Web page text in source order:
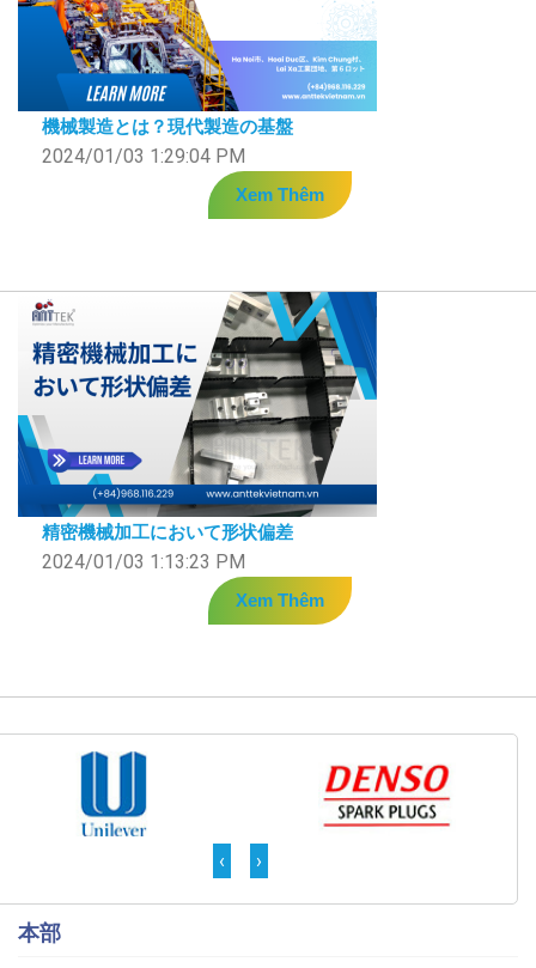
機械製造とは？現代製造の基盤
2024/01/03 1:29:04 PM
Xem Thêm
精密機械加工において形状偏差
2024/01/03 1:13:23 PM
Xem Thêm
‹ ›
本部